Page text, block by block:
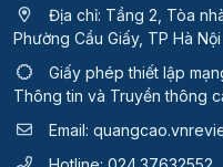
Địa chỉ: Tầng 2, Tòa
Phường Cầu Giấy, TP Hà Nội
Giấy phép thiết lập
Thông tin và Truyền thông
Email: